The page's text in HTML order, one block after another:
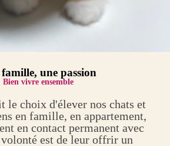
famille, une passion
Bien vivre ensemble
le choix d'élever nos chats et
en famille, en appartement,
en contact permanent avec
est de leur offrir un